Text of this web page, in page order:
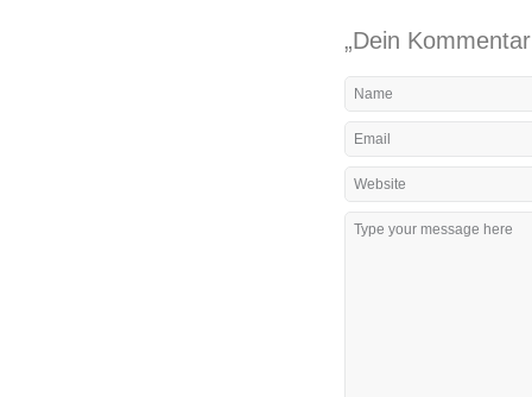
„Dein